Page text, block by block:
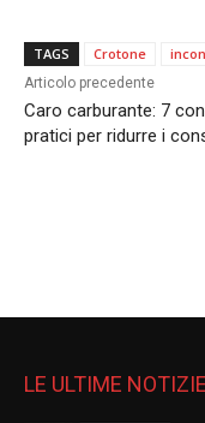
TAGS Crotone
Articolo precedente
Caro carburante: 7
pratici per ridurre i
LE ULTIME NOTIZIE